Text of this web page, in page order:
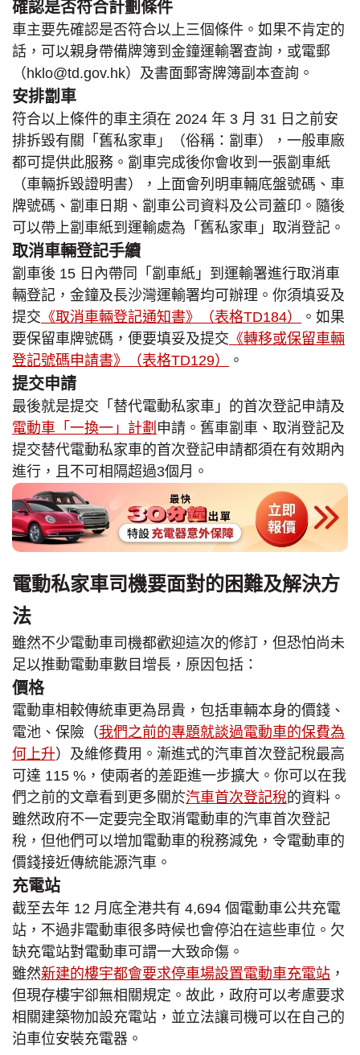
確認是否符合計劃條件
車主要先確認是否符合以上三個條件。如果不肯定的
話，可以親身帶備牌簿到金鐘運輸署查詢，或電郵
（hklo@td.gov.hk）及書面郵寄牌簿副本查詢。
安排劏車
符合以上條件的車主須在 2024 年 3 月 31 日之前安
排拆毀有關「舊私家車」（俗稱：劏車），一般車廠
都可提供此服務。劏車完成後你會收到一張劏車紙
（車輛拆毀證明書），上面會列明車輛底盤號碼、車
牌號碼、劏車日期、劏車公司資料及公司蓋印。隨後
可以帶上劏車紙到運輸處為「舊私家車」取消登記。
取消車輛登記手續
劏車後 15 日內帶同「劏車紙」到運輸署進行取消車
輛登記，金鐘及長沙灣運輸署均可辦理。你須填妥及
提交 《取消車輛登記通知書》（表格TD184）
。如果
要保留車牌號碼，便要填妥及提交 《轉移或保留車輛
登記號碼申請書》（表格TD129）
。
提交申請
最後就是提交「替代電動私家車」的首次登記申請及
電動車「一換一」計劃 申請。舊車劏車、取消登記及
提交替代電動私家車的首次登記申請都須在有效期內
進行，且不可相隔超過3個月。
電動私家車司機要面對的困難及解決方
法
雖然不少電動車司機都歡迎這次的修訂，但恐怕尚未
足以推動電動車數目增長，原因包括：
價格
電動車相較傳統車更為昂貴，包括車輛本身的價錢、
電池、保險（我們之前的專題就談過電動車的保費為
何上升）及維修費用。漸進式的汽車首次登記稅最高
可達 115 %，使兩者的差距進一步擴大。你可以在我
們之前的文章看到更多關於汽車首次登記稅的資料。
雖然政府不一定要完全取消電動車的汽車首次登記
稅，但他們可以增加電動車的稅務減免，令電動車的
價錢接近傳統能源汽車。
充電站
截至去年 12 月底全港共有 4,694 個電動車公共充電
站，不過非電動車很多時候也會停泊在這些車位。欠
缺充電站對電動車可謂一大致命傷。
雖然新建的樓宇都會要求停車場設置電動車充電站 ，
但現存樓宇卻無相關規定。故此，政府可以考慮要求
相關建築物加設充電站，並立法讓司機可以在自己的
泊車位安裝充電器。